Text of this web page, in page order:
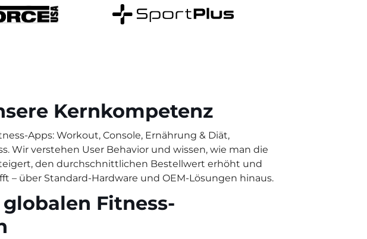
Kernkompetenz
Apps: Workout, Console, Ernährung & Diät,
Wir verstehen User Behavior und wissen, wie man die
den durchschnittlichen Bestellwert erhöht und
– über Standard-Hardware und OEM-Lösungen hinaus.
Fitness-